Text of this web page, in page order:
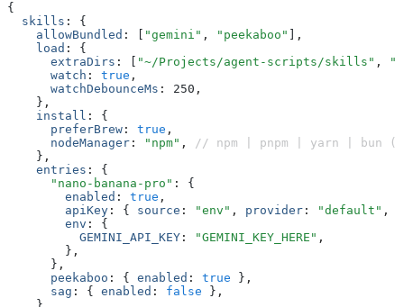
{
  skills
:
{
    allowBundled
: "gemini" , "peekaboo"
,
    load
:
{
      extraDirs
: "~/Projects/agent-scripts/skills" ,
      watch
: true ,
      watchDebounceMs
: 250 ,
    }
,
    install
:
{
      preferBrew
: true ,
      nodeManager
: "npm" ,
// npm | pnpm | yarn | bun
    }
,
    entries
:
{
      "nano-banana-pro"
:
{
        enabled
: true ,
        apiKey
: { source : "env" , provider : "default" ,
        env
:
{
          GEMINI_API_KEY
: "GEMINI_KEY_HERE" ,
        }
,
      }
,
      peekaboo
: { enabled : true } ,
      sag
: { enabled : false } ,